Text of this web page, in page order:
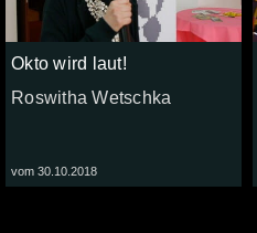
Okto wird laut!
Roswitha Wetschka
vom 30.10.2018